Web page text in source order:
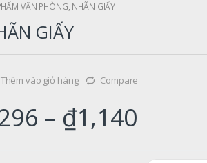
VĂN PHÒNG, NHÃN GIẤY
GIẤY
Thêm vào giỏ hàng Compare
– ₫1,140